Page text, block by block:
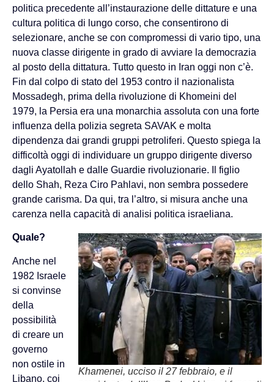
politica precedente all’instaurazione delle dittature e una
cultura politica di lungo corso, che consentirono di
selezionare, anche se con compromessi di vario tipo, una
nuova classe dirigente in grado di avviare la democrazia
al posto della dittatura. Tutto questo in Iran oggi non c’è.
Fin dal colpo di stato del 1953 contro il nazionalista
Mossadegh, prima della rivoluzione di Khomeini del
1979, la Persia era una monarchia assoluta con una forte
influenza della polizia segreta SAVAK e molta
dipendenza dai grandi gruppi petroliferi. Questo spiega la
difficoltà oggi di individuare un gruppo dirigente diverso
dagli Ayatollah e dalle Guardie rivoluzionarie. Il figlio
dello Shah, Reza Ciro Pahlavi, non sembra possedere
grande carisma. Da qui, tra l’altro, si misura anche una
carenza nella capacità di analisi politica israeliana.
Khamenei, ucciso il 27 febbraio, e il
Quale?
Anche nel
1982 Israele
si convinse
della
possibilità
di creare un
governo
non ostile in
Libano, coi